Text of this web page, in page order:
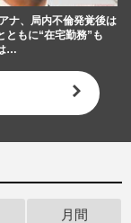
ナ、局内不倫発覚後は
ともに“在宅勤務”も
…
月間